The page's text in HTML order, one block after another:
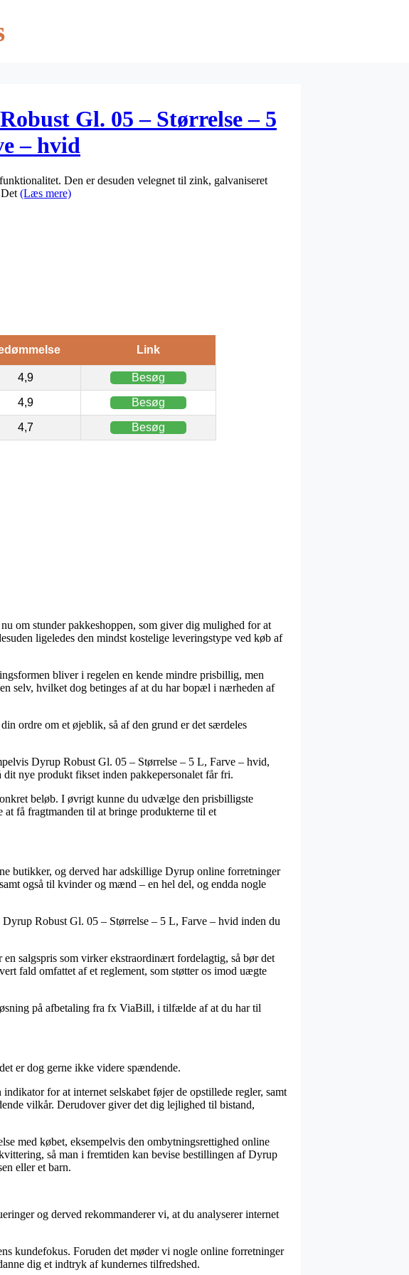
Gl. 05 – Størrelse – 5
– hvid
Den er desuden velegnet til zink, galvaniseret
(Læs mere)
Link
4,9 Besøg
4,9 Besøg
4,7 Besøg
om stunder pakkeshoppen, som giver dig mulighed for at
ligeledes den mindst kostelige leveringstype ved køb af
bliver i regelen en kende mindre prisbillig, men
selv, hvilket dog betinges af at du har bopæl i nærheden af
ordre om et øjeblik, så af den grund er det særdeles
Dyrup Robust Gl. 05 – Størrelse – 5 L, Farve – hvid,
nye produkt fikset inden pakkepersonalet får fri.
beløb. I øvrigt kunne du udvælge den prisbilligste
få fragtmanden til at bringe produkterne til et
butikker, og derved har adskillige Dyrup online forretninger
også til kvinder og mænd – en hel del, og endda nogle
Robust Gl. 05 – Størrelse – 5 L, Farve – hvid inden du
salgspris som virker ekstraordinært fordelagtig, så bør det
fald omfattet af et reglement, som støtter os imod uægte
på afbetaling fra fx ViaBill, i tilfælde af at du har til
er dog gerne ikke videre spændende.
for at internet selskabet føjer de opstillede regler, samt
vilkår. Derudover giver det dig lejlighed til bistand,
med købet, eksempelvis den ombytningsrettighed online
så man i fremtiden kan bevise bestillingen af Dyrup
eller et barn.
og derved rekommanderer vi, at du analyserer internet
kundefokus. Foruden det møder vi nogle online forretninger
dig et indtryk af kundernes tilfredshed.